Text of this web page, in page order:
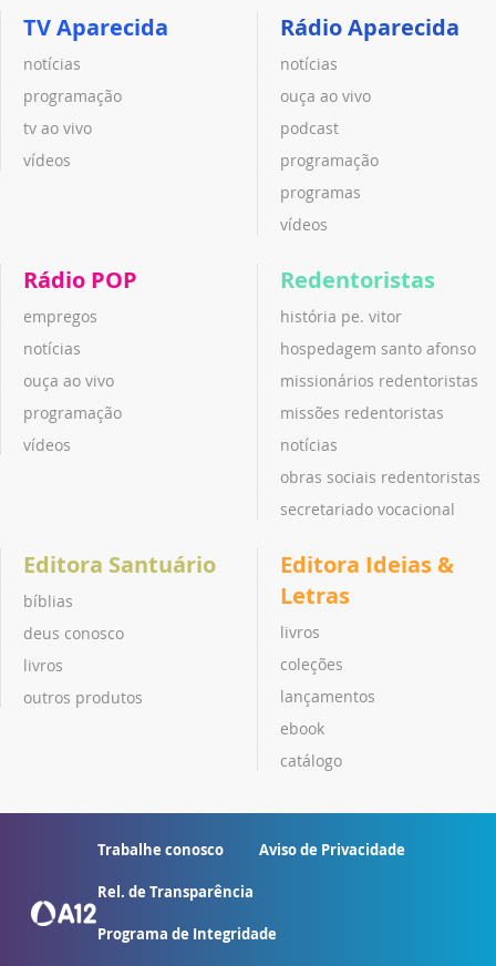
TV Aparecida
notícias
programação
tv ao vivo
vídeos
Rádio Aparecida
notícias
ouça ao vivo
podcast
programação
programas
vídeos
Rádio POP
empregos
notícias
ouça ao vivo
programação
vídeos
Redentoristas
história pe. vitor
hospedagem santo afonso
missionários redentoristas
missões redentoristas
notícias
obras sociais redentoristas
secretariado vocacional
Editora Santuário
bíblias
deus conosco
livros
outros produtos
Editora Ideias &
Letras
livros
coleções
lançamentos
ebook
catálogo
Trabalhe conosco Aviso de Privacidade
Rel. de Transparência
Programa de Integridade